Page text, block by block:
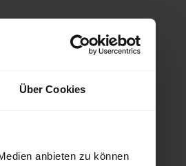
Über Cookies
anbieten zu können